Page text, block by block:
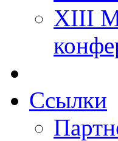
XIII
Ссылки